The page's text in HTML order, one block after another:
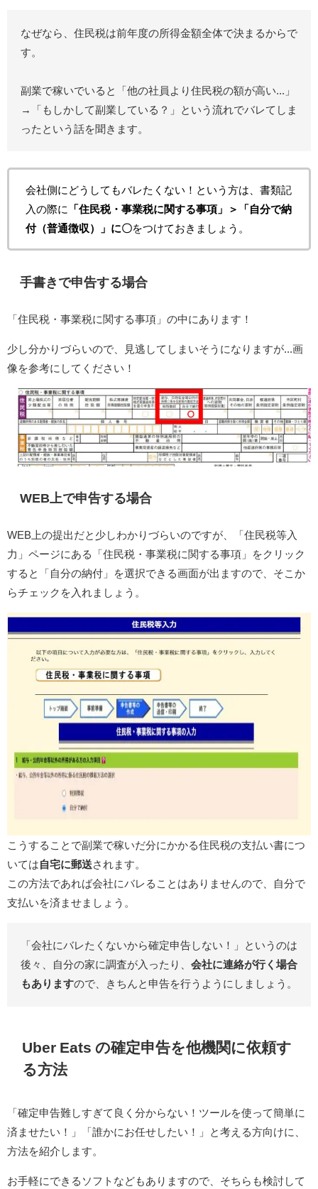
なぜなら、住民税は前年度の所得金額全体で決まるからで
す。
副業で稼いでいると「他の社員より住民税の額が高い...」
→「もしかして副業している？」という流れでバレてしま
ったという話を聞きます。
会社側にどうしてもバレたくない！という方は、書類記
入の際に 「住民税・事業税に関する事項」＞「自分で納
付（普通徴収）」に〇をつけておきましょう。
手書きで申告する場合
「住民税・事業税に関する事項」の中にあります！
少し分かりづらいので、見逃してしまいそうになりますが...画
像を参考にしてください！
WEB上で申告する場合
WEB上の提出だと少しわかりづらいのですが、「住民税等入
力」ページにある「住民税・事業税に関する事項」をクリック
すると「自分の納付」を選択できる画面が出ますので、そこか
らチェックを入れましょう。
こうすることで副業で稼いだ分にかかる住民税の支払い書につ
いては 自宅に郵送 されます。
この方法であれば会社にバレることはありませんので、自分で
支払いを済ませましょう。
「会社にバレたくないから確定申告しない！」というのは
後々、自分の家に調査が入ったり、 会社に連絡が行く場合
もありますので、きちんと申告を行うようにしましょう。
Uber Eats の確定申告を他機関に依頼す
る方法
「確定申告難しすぎて良く分からない！ツールを使って簡単に
済ませたい！」「誰かにお任せしたい！」と考える方向けに、
方法を紹介します。
お手軽にできるソフトなどもありますので、そちらも検討して